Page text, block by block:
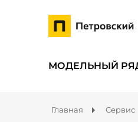
МОДЕЛЬНЫЙ
Главная Сервис